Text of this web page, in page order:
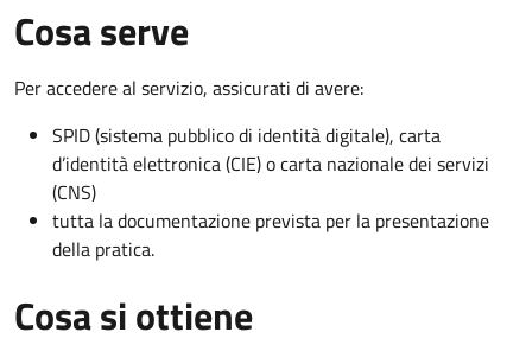
Cosa serve
Per accedere al servizio, assicurati di avere:
SPID (sistema pubblico di identità digitale), carta
d’identità elettronica (CIE) o carta nazionale dei servizi
(CNS)
tutta la documentazione prevista per la presentazione
della pratica.
Cosa si ottiene